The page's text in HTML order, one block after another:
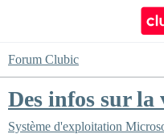
Forum Clubic
Des infos sur la
Système d'exploitation